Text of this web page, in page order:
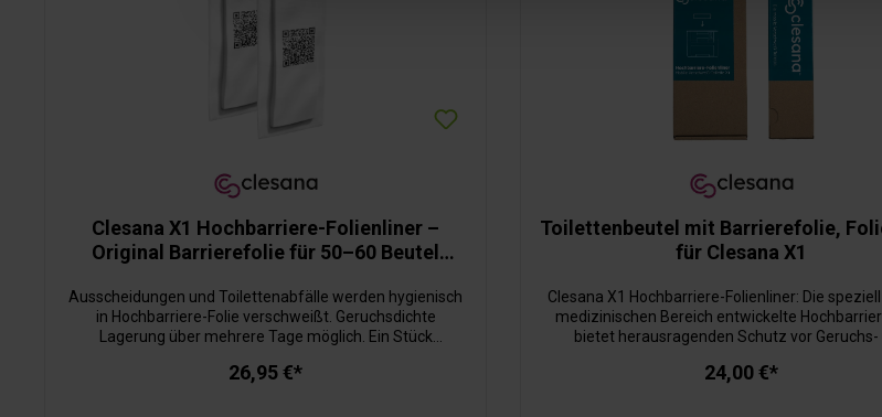
Clesana X1 Hochbarriere-Folienliner –
Original Barrierefolie für 50–60 Beutel
Ausscheidungen und Toilettenabfälle werden hygienisch
in Hochbarriere-Folie verschweißt. Geruchsdichte
Lagerung über mehrere Tage möglich. Ein Stück
26,95 €*
Toilettenbeutel mit Barrierefolie,
für Clesana X1
Clesana X1 Hochbarriere-Folienliner: Die
medizinischen Bereich entwickelte
bietet herausragenden Schutz vor Geruchs-
Wochen hinweg für Sicherheit und ermöglicht
24,00 €*